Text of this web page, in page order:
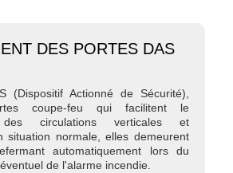
DES PORTES DAS
(Dispositif Actionné de Sécurité),
coupe-feu qui facilitent le
des circulations verticales et
situation normale, elles demeurent
automatiquement lors du
de l'alarme incendie.